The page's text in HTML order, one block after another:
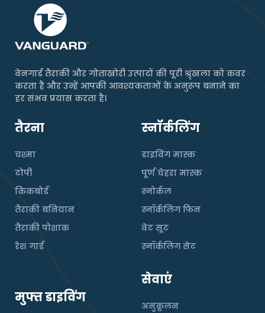
वेनगार्ड तैराकी और गोताखोरी उत्पादों की पूरी श्रृंखला को कवर
करता है और उन्हें आपकी आवश्यकताओं के अनुरूप बनाने का
हर संभव प्रयास करता है।
तैरना
चश्मा
टोपी
किकबोर्ड
तैराकी बनियान
तैराकी पोशाक
रेश गार्ड
स्नॉर्कलिंग
डाइविंग मास्क
पूर्ण चेहरा मास्क
स्नोर्कल
स्नॉर्कलिंग फिन
वेट सूट
स्नॉर्कलिंग सेट
मुफ्त डाइविंग
सेवाएं
अनुकूलन